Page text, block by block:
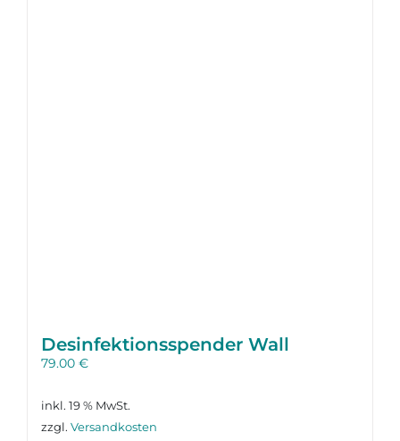
Desinfektions­spender Wall
79.00 €
inkl. 19 % MwSt.
zzgl. Versandkosten